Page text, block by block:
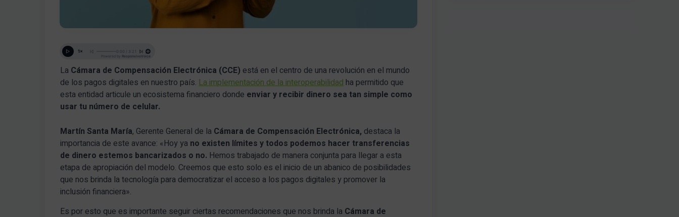
La Cámara de Compensación Electrónica (CCE) está en el centro de una revolución en el mundo
de los pagos digitales en nuestro país.La implementación de la interoperabilidad ha permitido que
esta entidad articule un ecosistema financiero donde enviar y recibir dinero sea tan simple como
usar tu número de celular.
Martín Santa María, Gerente General de la Cámara de Compensación Electrónica, destaca la
importancia de este avance: «Hoy ya no existen límites y todos podemos hacer transferencias
de dinero estemos bancarizados o no. Hemos trabajado de manera conjunta para llegar a esta
etapa de apropiación del modelo. Creemos que esto solo es el inicio de un abanico de posibilidades
que nos brinda la tecnología para democratizar el acceso a los pagos digitales y promover la
inclusión financiera».
Es por esto que es importante seguir ciertas recomendaciones que nos brinda la Cámara de